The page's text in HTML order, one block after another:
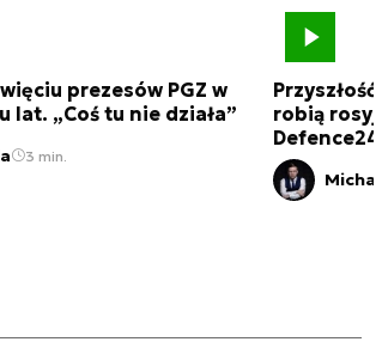
prezesów PGZ w
lat. „Coś tu nie działa”
3 min.
robią